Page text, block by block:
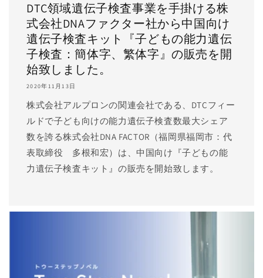
DTC領域遺伝子検査事業を手掛ける株
式会社DNAファクター社から中国向け
遺伝子検査キット『子どもの能力遺伝
子検査：簡体字、繁体字』の販売を開
始致しました。
2020年11月13日
株式会社アルプロンの関連会社である、DTCフィー
ルドで子ども向けの能力遺伝子検査数最大シェア
数を誇る株式会社DNA FACTOR（福岡県福岡市：代
表取締役 多根和宏）は、中国向け『子どもの能
力遺伝子検査キット』の販売を開始致します。